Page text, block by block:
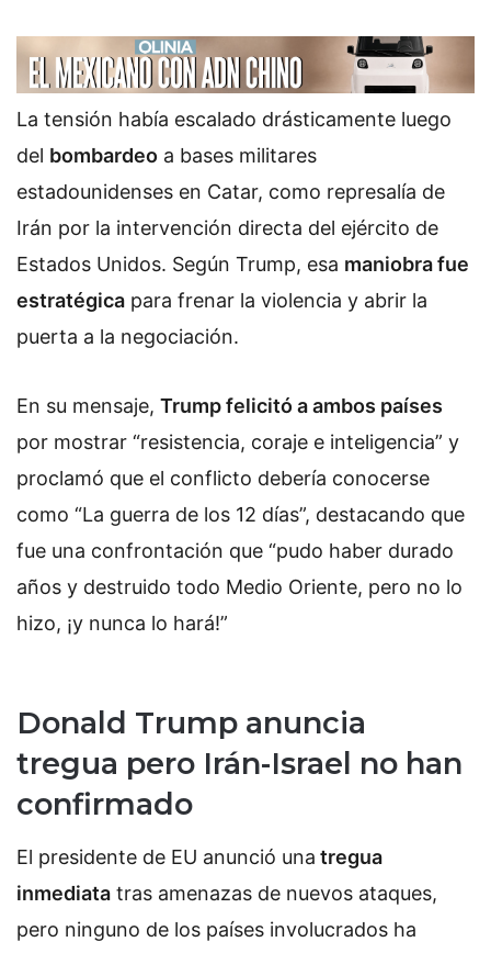
La tensión había escalado drásticamente luego
del bombardeo a bases militares
estadounidenses en Catar, como represalía de
Irán por la intervención directa del ejército de
Estados Unidos. Según Trump, esa maniobra fue
estratégica para frenar la violencia y abrir la
puerta a la negociación.
En su mensaje, Trump felicitó a ambos países
por mostrar “resistencia, coraje e inteligencia” y
proclamó que el conflicto debería conocerse
como “La guerra de los 12 días”, destacando que
fue una confrontación que “pudo haber durado
años y destruido todo Medio Oriente, pero no lo
hizo, ¡y nunca lo hará!”
Donald Trump anuncia
tregua pero Irán-Israel no han
confirmado
El presidente de EU anunció una tregua
inmediata tras amenazas de nuevos ataques,
pero ninguno de los países involucrados ha